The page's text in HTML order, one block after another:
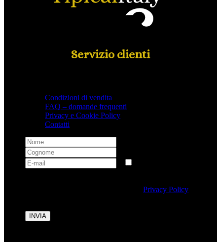
Servizio clienti
Condizioni di vendita
FAQ – domande frequenti
Privacy e Cookie Policy
Contatti
dei dati personali conformemente allaPrivacy Policy
INVIA